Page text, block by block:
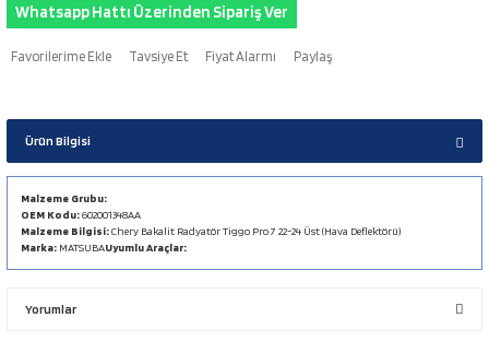
Whatsapp Hattı Üzerinden Sipariş Ver
Tavsiye Et Fiyat Alarmı Paylaş
Ürün Bilgisi
Malzeme Grubu:
OEM Kodu:602001348AA
Malzeme Bilgisi:Chery Bakalit Radyatör Tiggo Pro 7 22-24 Üst (Hava Deflektörü)
Marka: MATSUBAUyumlu Araçlar:
Yorumlar